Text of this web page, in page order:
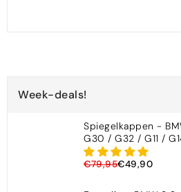
Week-deals!
Spiegelkappen -
G30 / G32 / G11 /
Hoogglans Zwart
€79,95€49,90